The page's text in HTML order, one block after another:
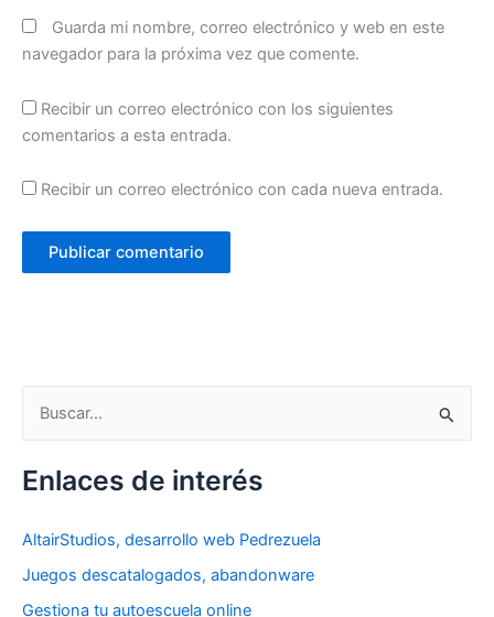
Guarda mi nombre, correo electrónico y web en este
navegador para la próxima vez que comente.
Recibir un correo electrónico con los siguientes
comentarios a esta entrada.
Recibir un correo electrónico con cada nueva entrada.
c
Enlaces de interés
AltairStudios, desarrollo web Pedrezuela
Juegos descatalogados, abandonware
Gestiona tu autoescuela online